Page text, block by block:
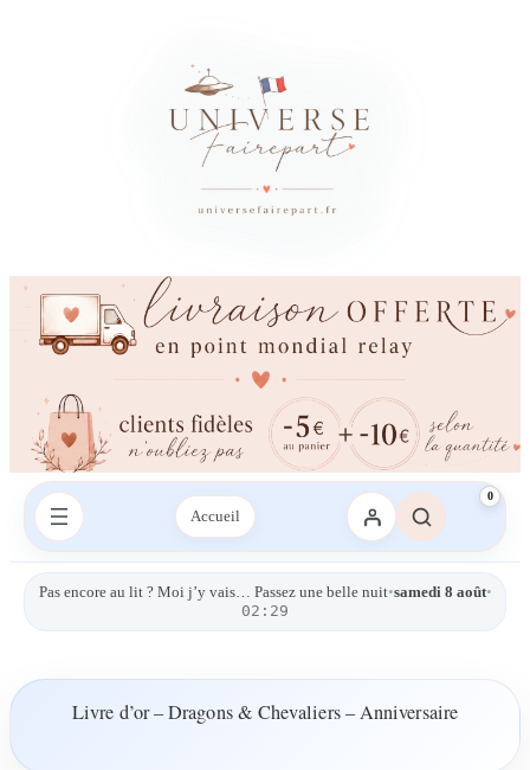
Accueil
0
Pas encore au lit ? Moi j’y vais… Passez une belle nuit•samedi 8 août•
02:29
Livre d’or – Dragons & Chevaliers – Anniversaire